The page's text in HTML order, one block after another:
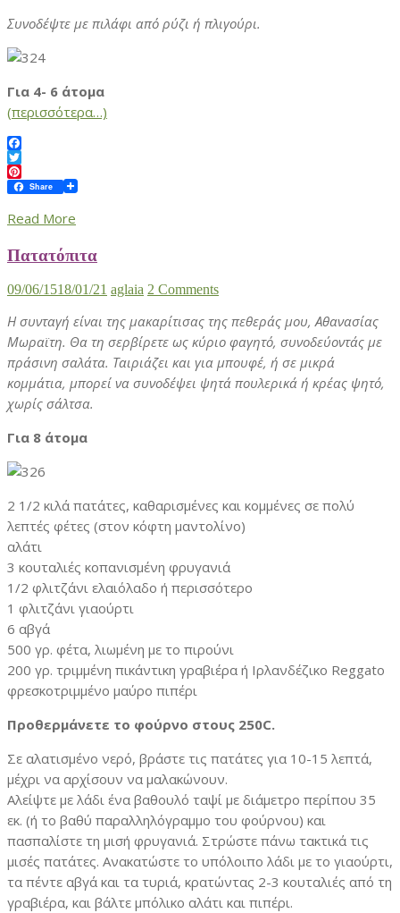
Συνοδέψτε με πιλάφι από ρύζι ή πλιγούρι.
Για 4- 6 άτομα
(περισσότερα…)
Facebook
Twitter
Pinterest
Share
Read More
Πατατόπιτα
09/06/1518/01/21 aglaia 2 Comments
Η συνταγή είναι της μακαρίτισας της πεθεράς μου, Αθανασίας
Μωραϊτη. Θα τη σερβίρετε ως κύριο φαγητό, συνοδεύοντάς με
πράσινη σαλάτα. Ταιριάζει και για μπουφέ, ή σε μικρά
κομμάτια, μπορεί να συνοδέψει ψητά πουλερικά ή κρέας ψητό,
χωρίς σάλτσα.
Για 8 άτομα
2 1/2 κιλά πατάτες, καθαρισμένες και κομμένες σε πολύ
λεπτές φέτες (στον κόφτη μαντολίνο)
αλάτι
3 κουταλιές κοπανισμένη φρυγανιά
1/2 φλιτζάνι ελαιόλαδο ή περισσότερο
1 φλιτζάνι γιαούρτι
6 αβγά
500 γρ. φέτα, λιωμένη με το πιρούνι
200 γρ. τριμμένη πικάντικη γραβιέρα ή Ιρλανδέζικο Reggato
φρεσκοτριμμένο μαύρο πιπέρι
Προθερμάνετε το φούρνο στους 250C.
Σε αλατισμένο νερό, βράστε τις πατάτες για 10-15 λεπτά,
μέχρι να αρχίσουν να μαλακώνουν.
Αλείψτε με λάδι ένα βαθουλό ταψί με διάμετρο περίπου 35
εκ. (ή το βαθύ παραλληλόγραμμο του φούρνου) και
πασπαλίστε τη μισή φρυγανιά. Στρώστε πάνω τακτικά τις
μισές πατάτες. Ανακατώστε το υπόλοιπο λάδι με το γιαούρτι,
τα πέντε αβγά και τα τυριά, κρατώντας 2-3 κουταλιές από τη
γραβιέρα, και βάλτε μπόλικο αλάτι και πιπέρι.